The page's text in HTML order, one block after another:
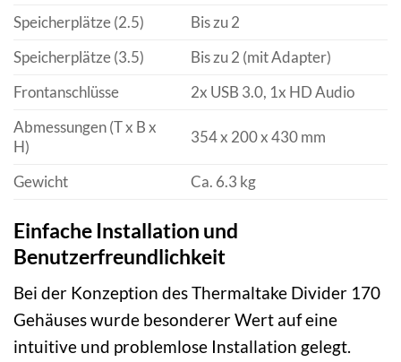
Speicherplätze (2.5)
Bis zu 2
Speicherplätze (3.5)
Bis zu 2 (mit Adapter)
Frontanschlüsse
2x USB 3.0, 1x HD Audio
Abmessungen (T x B x
H)
354 x 200 x 430 mm
Gewicht Ca. 6.3 kg
Einfache Installation und
Benutzerfreundlichkeit
Bei der Konzeption des Thermaltake Divider 170
Gehäuses wurde besonderer Wert auf eine
intuitive und problemlose Installation gelegt.